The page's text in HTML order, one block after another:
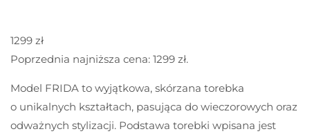
1299 zł
Poprzednia najniższa cena: 1299 zł.
Model FRIDA to wyjątkowa, skórzana torebka
o unikalnych kształtach, pasująca do wieczorowych oraz
odważnych stylizacji. Podstawa torebki wpisana jest